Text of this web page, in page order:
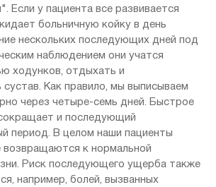
Если у пациента все развивается
больничную койку в день
нескольких последующих дней под
наблюдением они учатся
ходунков, отдыхать и
сустав. Как правило, мы выписываем
через четыре-семь дней. Быстрое
и последующий
период. В целом наши пациенты
возвращаются к нормальной
Риск последующего ущерба также
например, болей, вызванных